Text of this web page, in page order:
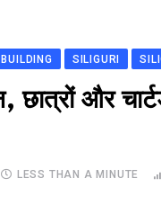
SILIGURI
और
LESS THAN A MINUTE